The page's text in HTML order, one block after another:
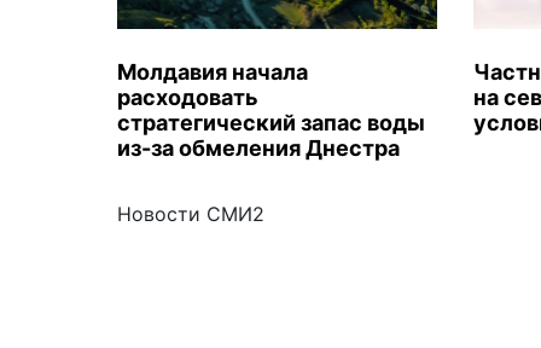
Молдавия начала
расходовать
стратегический запас воды
из-за обмеления Днестра
на
Новости СМИ2